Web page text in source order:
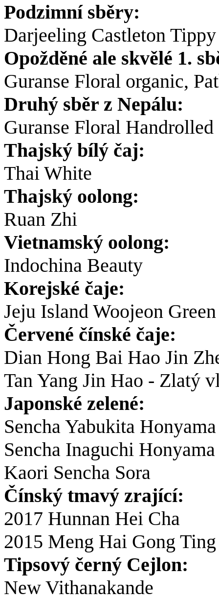
Podzimní sběry:
Darjeeling Castleton
Opožděné ale skvělé 1.
Guranse Floral organic,
Druhý sběr z Nepálu:
Guranse Floral Handrolled
Thajský bílý čaj:
Thai White
Thajský oolong:
Ruan Zhi
Vietnamský oolong:
Indochina Beauty
Korejské čaje:
Jeju Island Woojeon
Červené čínské čaje:
Dian Hong Bai Hao Jin
Tan Yang Jin Hao - Zlatý
Japonské zelené:
Sencha Yabukita Honyama
Sencha Inaguchi Honyama
Kaori Sencha Sora
Čínský tmavý zrající:
2017 Hunnan Hei Cha
2015 Meng Hai Gong
Tipsový černý Cejlon:
New Vithanakande